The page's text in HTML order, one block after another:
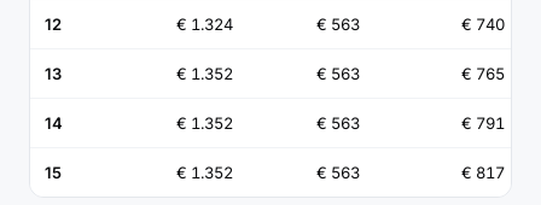
12 € 1.324 € 563 € 740
13 € 1.352 € 563 € 765
14 € 1.352 € 563 € 791
15 € 1.352 € 563 € 817